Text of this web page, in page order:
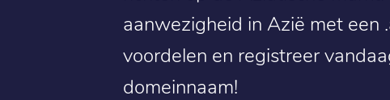
aanwezigheid in Azië met een
voordelen en registreer
domeinnaam!